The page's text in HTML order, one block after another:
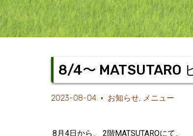
8/4〜 MATSUTARO
2023-08-04 お知らせ, メニュー
8月4日から、 2階MATSUTAROにて、